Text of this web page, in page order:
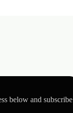
below and subscribe